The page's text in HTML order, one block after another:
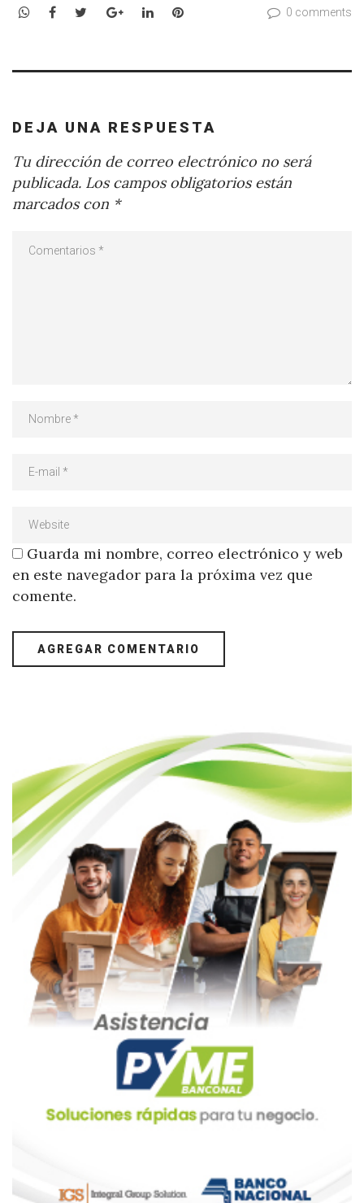
WhatsApp
Facebook
TwitterGoogle+LinkedInPinterest 0 comments
DEJA UNA RESPUESTA
Tu dirección de correo electrónico no será
publicada. Los campos obligatorios están
marcados con *
Guarda mi nombre, correo electrónico y web
en este navegador para la próxima vez que
comente.